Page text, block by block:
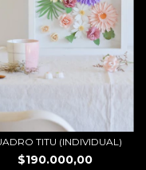
TITU (INDIVIDUAL)
$190.000,00